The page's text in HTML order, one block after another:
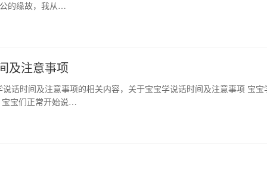
的缘故，我从…
及注意事项
话时间及注意事项的相关内容，关于宝宝学说话时间及注意事项 宝宝
宝宝们正常开始说…